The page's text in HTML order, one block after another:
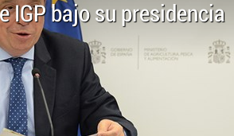
IGP bajo su presidencia